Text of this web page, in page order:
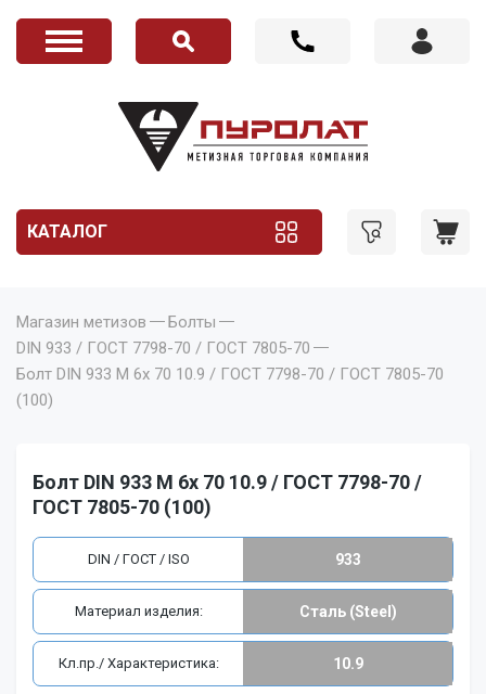
КАТАЛОГ
Магазин метизов
Болты
DIN 933 / ГОСТ 7798-70 / ГОСТ 7805-70
Болт DIN 933 M 6x 70 10.9 / ГОСТ 7798-70 / ГОСТ 7805-70
(100)
Болт DIN 933 M 6x 70 10.9 / ГОСТ 7798-70 /
ГОСТ 7805-70 (100)
DIN / ГОСТ / ISO 933
Материал изделия: Сталь (Steel)
Кл.пр./ Характеристика: 10.9